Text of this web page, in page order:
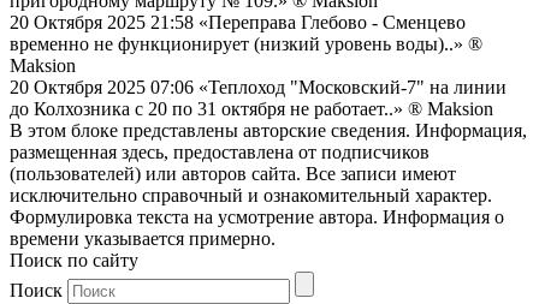
20 Октября 2025 21:58 «Переправа Глебово - Сменцево
временно не функционирует (низкий уровень воды)..» ®
Maksion
20 Октября 2025 07:06 «Теплоход "Московский-7" на линии
до Колхозника с 20 по 31 октября не работает..» ® Maksion
В этом блоке представлены авторские сведения. Информация,
размещенная здесь, предоставлена от подписчиков
(пользователей) или авторов сайта. Все записи имеют
исключительно справочный и ознакомительный характер.
Формулировка текста на усмотрение автора. Информация о
времени указывается примерно.
Поиск по сайту
Поиск